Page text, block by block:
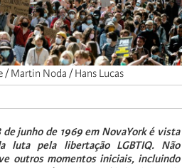
/ Martin Noda / Hans Lucas
junho de 1969 em NovaYork é vista
luta pela libertação LGBTIQ. Não
outros momentos iniciais, incluindo